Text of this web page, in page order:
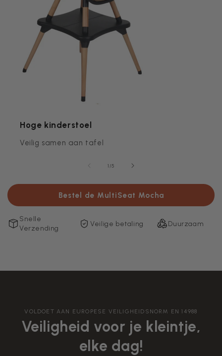
Hoge kinderstoel
Veilig samen aan tafel
1/van
5
Bestel de MultiSeat Mocha
Snelle
Verzending
Veilige betaling Duurzaam
VOLDOET AAN EUROPESE VEILIGHEIDSNORM EN 14988
Veiligheid voor je kleintje,
elke dag!